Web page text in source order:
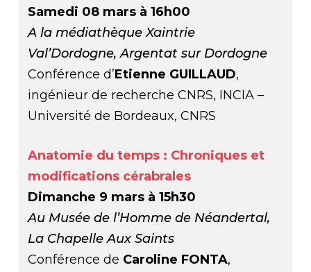
Samedi 08 mars à 16h00
A la médiathèque Xaintrie
Val’Dordogne, Argentat sur Dordogne
Conférence d’Etienne GUILLAUD,
ingénieur de recherche CNRS, INCIA –
Université de Bordeaux, CNRS
Anatomie du temps : Chroniques et
modifications cérabrales
Dimanche 9 mars à 15h30
Au Musée de l’Homme de Néandertal,
La Chapelle Aux Saints
Conférence de Caroline FONTA,